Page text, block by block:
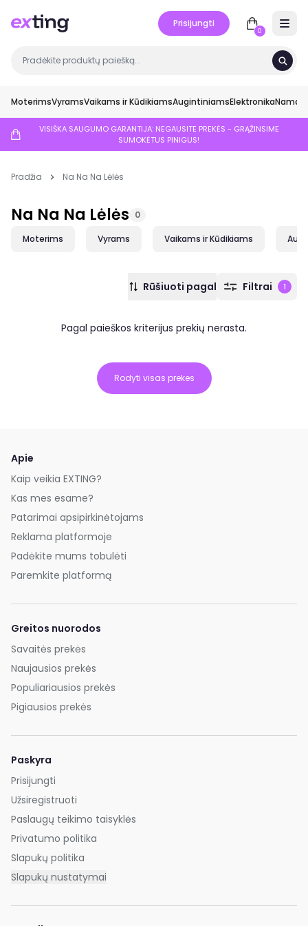
Prisijungti
0
MoterimsVyramsVaikams ir KūdikiamsAugintiniamsElektronikaNamai
VISIŠKA SAUGUMO GARANTIJA: NEGAUSITE PREKĖS - GRĄŽINSIME
SUMOKĖTUS PINIGUS!
Pradžia Na Na Na Lėlės
Na Na Na Lėlės 0
Moterims Vyrams Vaikams ir Kūdikiams
Rūšiuoti pagal Filtrai 1
Pagal paieškos kriterijus prekių nerasta.
Rodyti visas prekes
Apie
Kaip veikia EXTING?
Kas mes esame?
Patarimai apsipirkinėtojams
Reklama platformoje
Padėkite mums tobulėti
Paremkite platformą
Greitos nuorodos
Savaitės prekės
Naujausios prekės
Populiariausios prekės
Pigiausios prekės
Paskyra
Prisijungti
Užsiregistruoti
Paslaugų teikimo taisyklės
Privatumo politika
Slapukų politika
Slapukų nustatymai